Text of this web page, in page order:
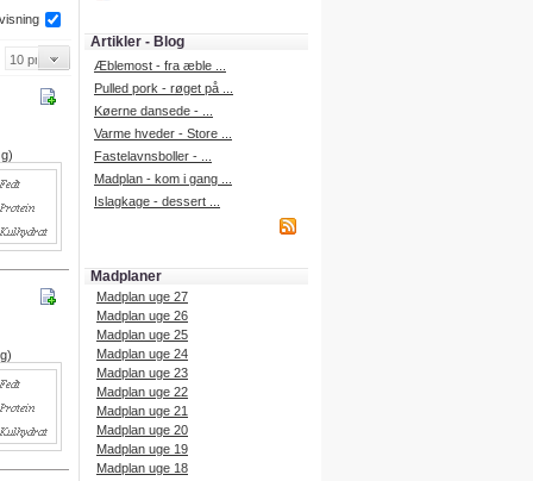
Artikler - Blog
Æblemost - fra æble ...
Pulled pork - røget på ...
Køerne dansede - ...
Varme hveder - Store ...
Fastelavnsboller - ...
Madplan - kom i gang ...
Islagkage - dessert ...
Madplaner
Madplan uge 27
Madplan uge 26
Madplan uge 25
Madplan uge 24
Madplan uge 23
Madplan uge 22
Madplan uge 21
Madplan uge 20
Madplan uge 19
Madplan uge 18